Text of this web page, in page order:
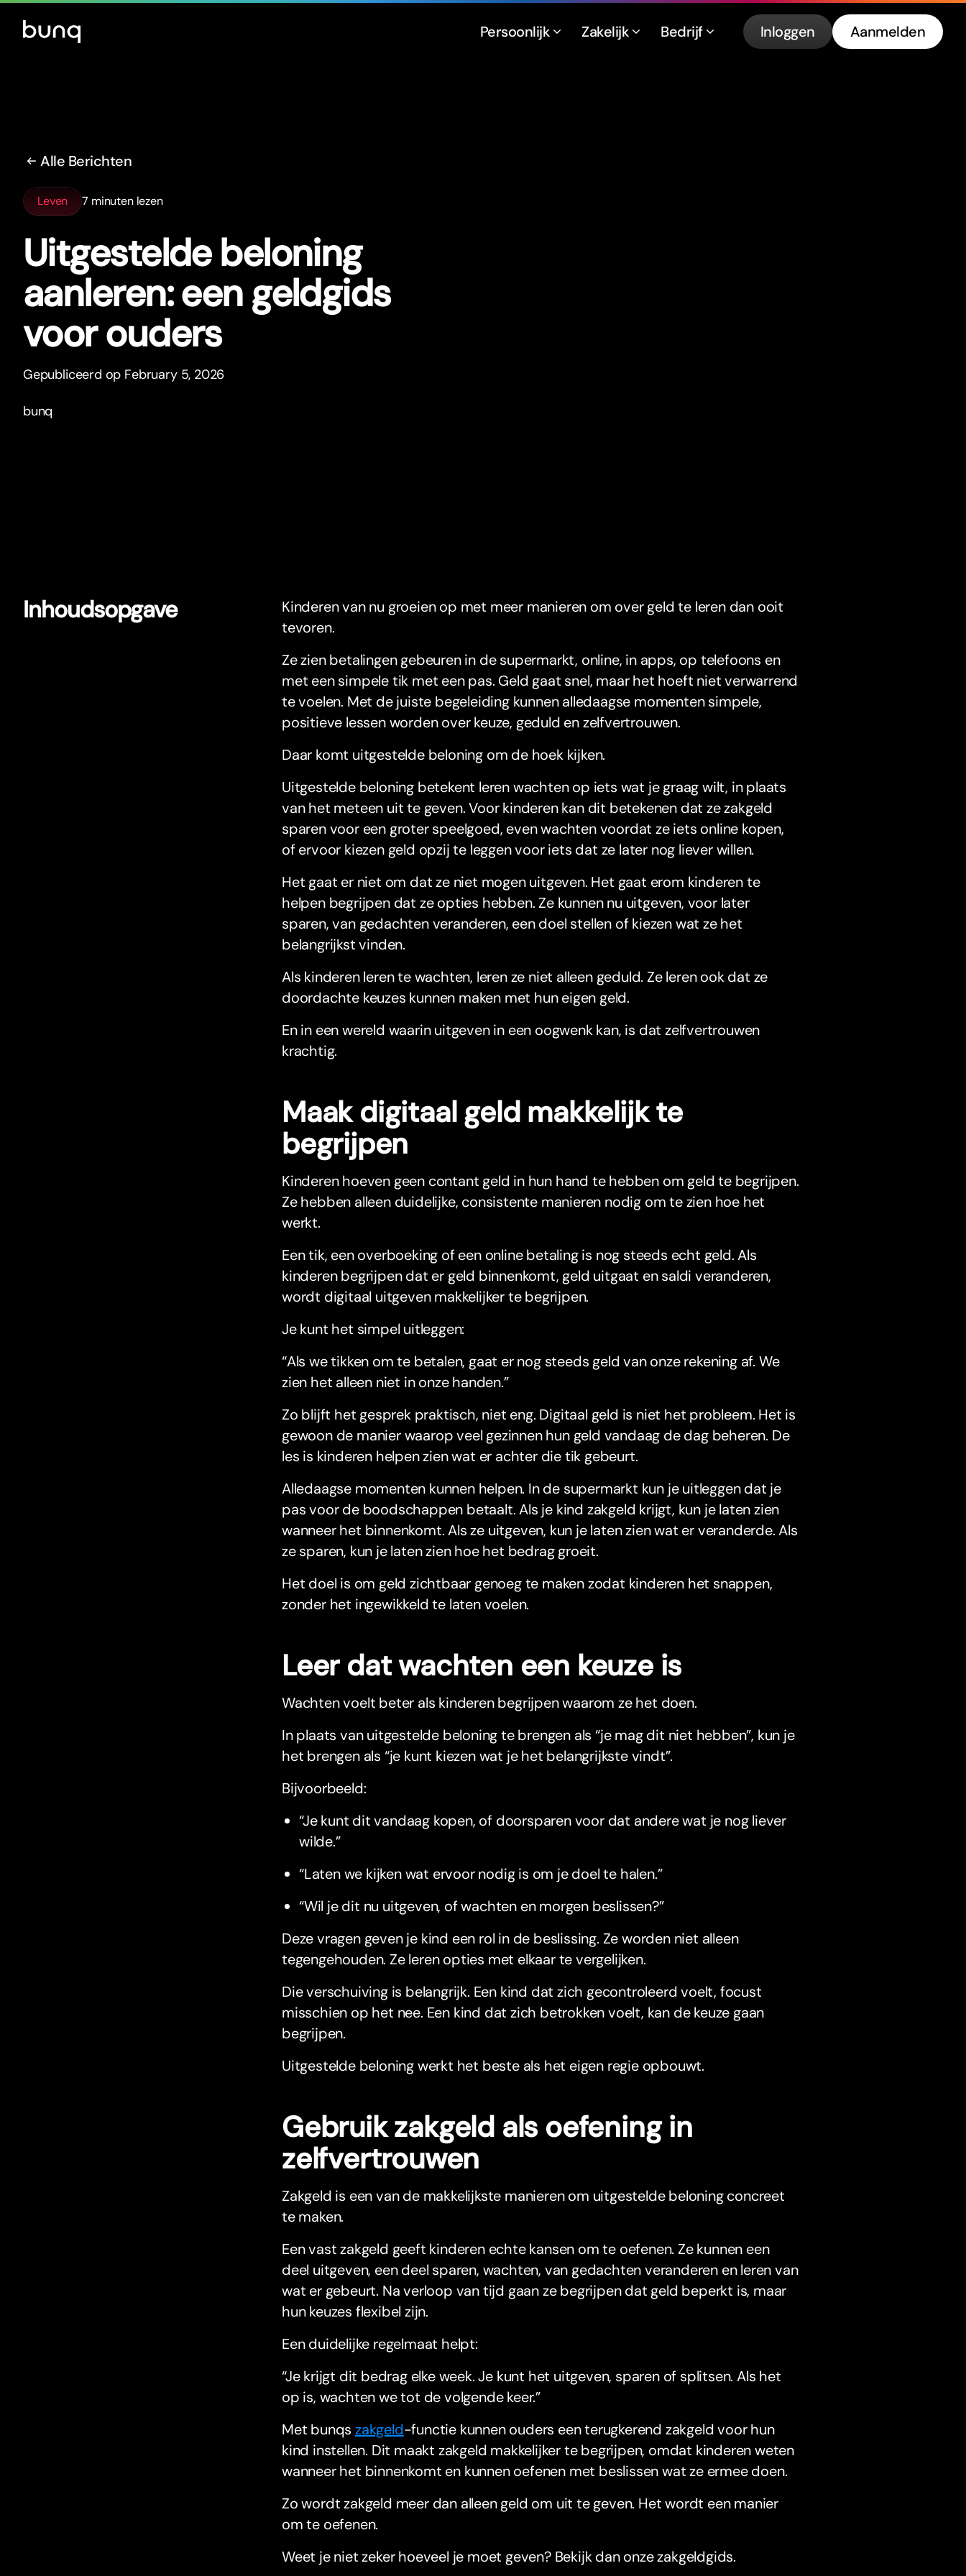
Persoonlijk Zakelijk Bedrijf Inloggen Aanmelden
Alle Berichten
Leven 7 minuten lezen
Uitgestelde beloning
aanleren: een geldgids
voor ouders
Gepubliceerd op February 5, 2026
bunq
Inhoudsopgave
Kinderen van nu groeien op met meer manieren om over geld te leren dan ooit
tevoren.
Ze zien betalingen gebeuren in de supermarkt, online, in apps, op telefoons en
met een simpele tik met een pas. Geld gaat snel, maar het hoeft niet verwarrend
te voelen. Met de juiste begeleiding kunnen alledaagse momenten simpele,
positieve lessen worden over keuze, geduld en zelfvertrouwen.
Daar komt uitgestelde beloning om de hoek kijken.
Uitgestelde beloning betekent leren wachten op iets wat je graag wilt, in plaats
van het meteen uit te geven. Voor kinderen kan dit betekenen dat ze zakgeld
sparen voor een groter speelgoed, even wachten voordat ze iets online kopen,
of ervoor kiezen geld opzij te leggen voor iets dat ze later nog liever willen.
Het gaat er niet om dat ze niet mogen uitgeven. Het gaat erom kinderen te
helpen begrijpen dat ze opties hebben. Ze kunnen nu uitgeven, voor later
sparen, van gedachten veranderen, een doel stellen of kiezen wat ze het
belangrijkst vinden.
Als kinderen leren te wachten, leren ze niet alleen geduld. Ze leren ook dat ze
doordachte keuzes kunnen maken met hun eigen geld.
En in een wereld waarin uitgeven in een oogwenk kan, is dat zelfvertrouwen
krachtig.
Maak digitaal geld makkelijk te
begrijpen
Kinderen hoeven geen contant geld in hun hand te hebben om geld te begrijpen.
Ze hebben alleen duidelijke, consistente manieren nodig om te zien hoe het
werkt.
Een tik, een overboeking of een online betaling is nog steeds echt geld. Als
kinderen begrijpen dat er geld binnenkomt, geld uitgaat en saldi veranderen,
wordt digitaal uitgeven makkelijker te begrijpen.
Je kunt het simpel uitleggen:
“Als we tikken om te betalen, gaat er nog steeds geld van onze rekening af. We
zien het alleen niet in onze handen.”
Zo blijft het gesprek praktisch, niet eng. Digitaal geld is niet het probleem. Het is
gewoon de manier waarop veel gezinnen hun geld vandaag de dag beheren. De
les is kinderen helpen zien wat er achter die tik gebeurt.
Alledaagse momenten kunnen helpen. In de supermarkt kun je uitleggen dat je
pas voor de boodschappen betaalt. Als je kind zakgeld krijgt, kun je laten zien
wanneer het binnenkomt. Als ze uitgeven, kun je laten zien wat er veranderde. Als
ze sparen, kun je laten zien hoe het bedrag groeit.
Het doel is om geld zichtbaar genoeg te maken zodat kinderen het snappen,
zonder het ingewikkeld te laten voelen.
Leer dat wachten een keuze is
Wachten voelt beter als kinderen begrijpen waarom ze het doen.
In plaats van uitgestelde beloning te brengen als “je mag dit niet hebben”, kun je
het brengen als “je kunt kiezen wat je het belangrijkste vindt”.
Bijvoorbeeld:
“Je kunt dit vandaag kopen, of doorsparen voor dat andere wat je nog liever
wilde.”
“Laten we kijken wat ervoor nodig is om je doel te halen.”
“Wil je dit nu uitgeven, of wachten en morgen beslissen?”
Deze vragen geven je kind een rol in de beslissing. Ze worden niet alleen
tegengehouden. Ze leren opties met elkaar te vergelijken.
Die verschuiving is belangrijk. Een kind dat zich gecontroleerd voelt, focust
misschien op het nee. Een kind dat zich betrokken voelt, kan de keuze gaan
begrijpen.
Uitgestelde beloning werkt het beste als het eigen regie opbouwt.
Gebruik zakgeld als oefening in
zelfvertrouwen
Zakgeld is een van de makkelijkste manieren om uitgestelde beloning concreet
te maken.
Een vast zakgeld geeft kinderen echte kansen om te oefenen. Ze kunnen een
deel uitgeven, een deel sparen, wachten, van gedachten veranderen en leren van
wat er gebeurt. Na verloop van tijd gaan ze begrijpen dat geld beperkt is, maar
hun keuzes flexibel zijn.
Een duidelijke regelmaat helpt:
“Je krijgt dit bedrag elke week. Je kunt het uitgeven, sparen of splitsen. Als het
op is, wachten we tot de volgende keer.”
Met bunqszakgeld-functie kunnen ouders een terugkerend zakgeld voor hun
kind instellen. Dit maakt zakgeld makkelijker te begrijpen, omdat kinderen weten
wanneer het binnenkomt en kunnen oefenen met beslissen wat ze ermee doen.
Zo wordt zakgeld meer dan alleen geld om uit te geven. Het wordt een manier
om te oefenen.
Weet je niet zeker hoeveel je moet geven? Bekijk dan onze zakgeldgids.